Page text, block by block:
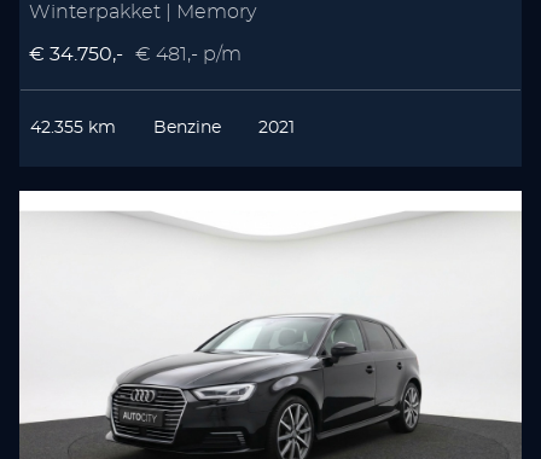
Winterpakket | Memory
€ 34.750,- € 481,- p/m
42.355 km Benzine 2021